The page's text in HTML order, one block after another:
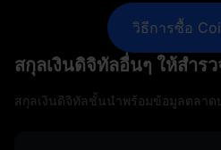
วิธีการซื้อ
สกุลเงินดิจิทัลอื่นๆ ให้สำรว
สกุลเงินดิจิทัลชั้นนำพร้อมข้อมูลตลาด